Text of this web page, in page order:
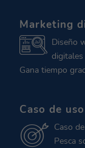
Marketing
Diseño
digitales
Gana tiempo
Caso de uso
Caso
Pesca